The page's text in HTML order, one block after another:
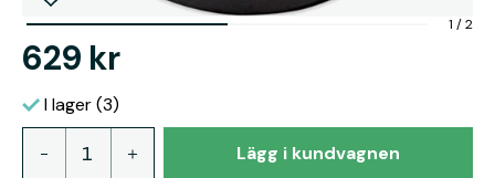
1 /2
629 kr
I lager (3)
Lägg i kundvagnen